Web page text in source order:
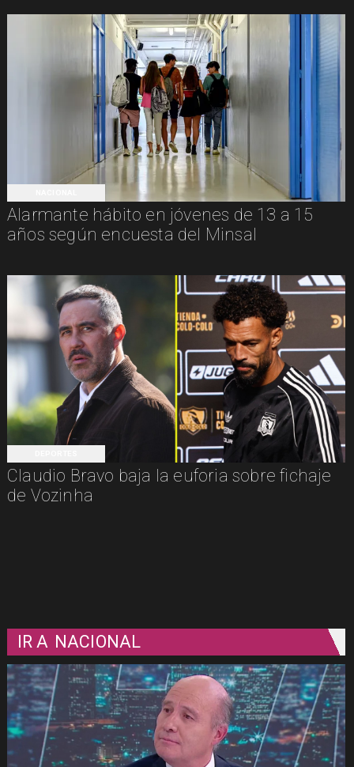
Alarmante hábito en jóvenes de 13 a 15
años según encuesta del Minsal
Claudio Bravo baja la euforia sobre fichaje
de Vozinha
IR A NACIONAL